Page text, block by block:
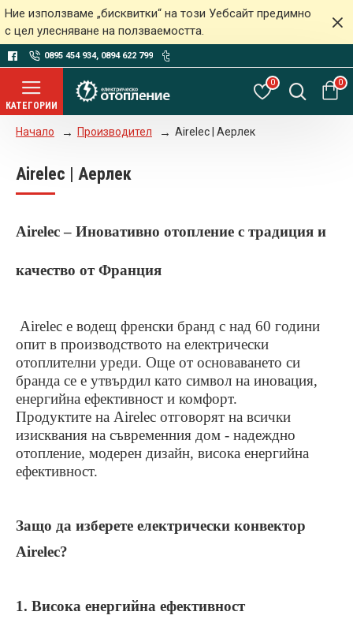
Ние използваме „бисквитки“ на този Уебсайт предимно
с цел улесняване на ползваемостта.
0895 454 934, 0894 622 799
0 0
Начало Производител Airelec | Аерлек
Airelec | Аерлек
Airelec – Иновативно отопление с традиция и
качество от Франция
Airelec е водещ френски бранд с над 60 години
опит в производството на електрически
отоплителни уреди. Още от основаването си
бранда се е утвърдил като символ на иновация,
енергийна ефективност и комфорт.
Продуктите на Airelec отговорят на всички
изисквания на съвременния дом - надеждно
отопление, модерен дизайн, висока енергийна
ефективност.
Защо да изберете електрически конвектор
Airelec?
1. Висока енергийна ефективност